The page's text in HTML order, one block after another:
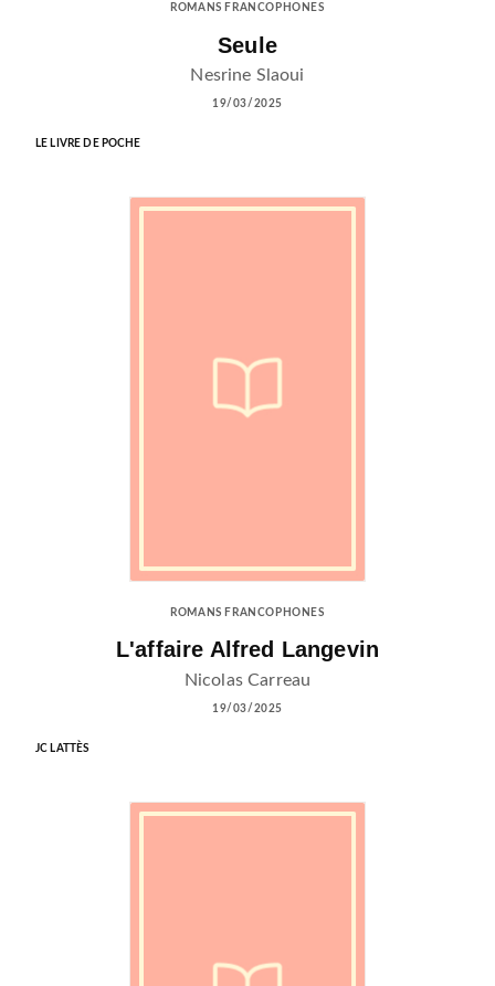
ROMANS FRANCOPHONES
Seule
Nesrine Slaoui
19/03/2025
LE LIVRE DE POCHE
ROMANS FRANCOPHONES
L'affaire Alfred Langevin
Nicolas Carreau
19/03/2025
JC LATTÈS